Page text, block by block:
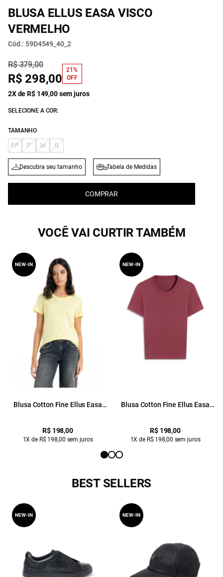
BLUSA ELLUS EASA VISCO
VERMELHO
Cód.: 59D4549_40_2
R$ 379,00
R$ 298,00
21%
OFF
2X de R$ 149,00 sem juros
SELECIONE A COR:
TAMANHO
PP P M G
Descubra seu tamanho Tabela de Medidas
COMPRAR
VOCÊ VAI CURTIR TAMBÉM
Blusa Cotton Fine Ellus Easa
R$ 198,00
1X de R$ 198,00 sem juros
NEW-IN
Blusa Cotton Fine Ellus Easa
R$ 198,00
1X de R$ 198,00 sem juros
NEW-IN
BEST SELLERS
NEW-IN NEW-IN